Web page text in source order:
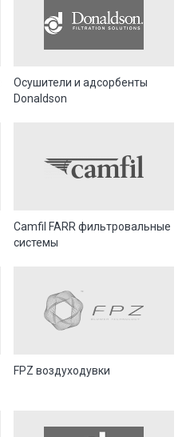
Осушители и адсорбенты
Donaldson
Camfil FARR фильтровальные
системы
FPZ воздуходувки